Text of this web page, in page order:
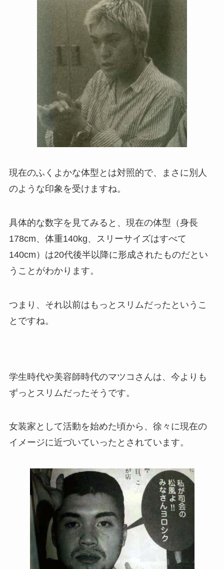
現在のふくよかな体型とは対照的で、まさに別人
のような印象を受けますね。
具体的な数字を見てみると、現在の体型（身長
178cm、体重140kg、スリーサイズはすべて
140cm）は20代後半以降に形成されたものだとい
うことがわかります。
つまり、それ以前はもっとスリムだったというこ
とですね。
学生時代や美容師時代のマツコさんは、今よりも
ずっとスリムだったそうです。
女装家として活動を始めた頃から、徐々に現在の
イメージに近づいていったとされています。